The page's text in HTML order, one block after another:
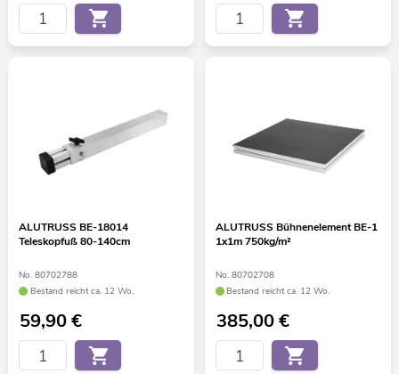
ALUTRUSS BE-18014
Teleskopfuß 80-140cm
No. 80702788
Bestand reicht ca. 12 Wo.
59,90€
ALUTRUSS Bühnenelement BE-1
1x1m 750kg/m²
No. 80702708
Bestand reicht ca. 12 Wo.
385,00€